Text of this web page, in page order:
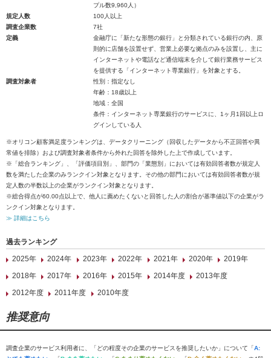
プル数9,960人）
規定人数
100人以上
調査企業数
7社
定義
金融庁に「新たな形態の銀行」と分類されている銀行の内、原
則的に店舗を設置せず、営業上必要な拠点のみを設置し、主に
インターネットや電話など通信端末を介して銀行業務サービス
を提供する「インターネット専業銀行」を対象とする。
調査対象者
性別：指定なし
年齢：18歳以上
地域：全国
条件：インターネット専業銀行のサービスに、1ヶ月1回以上ロ
グインしている人
※オリコン顧客満足度ランキングは、データクリーニング（回収したデータから不正回答や異
常値を排除）および調査対象者条件から外れた回答を除外した上で作成しています。
※「総合ランキング」、「評価項目別」、部門の「業態別」においては有効回答者数が規定人
数を満たした企業のみランクイン対象となります。その他の部門においては有効回答者数が規
定人数の半数以上の企業がランクイン対象となります。
※総合得点が60.00点以上で、他人に薦めたくないと回答した人の割合が基準値以下の企業がラ
ンクイン対象となります。
≫ 詳細はこちら
過去ランキング
2025年
2024年 2023年 2022年 2021年 2020年
2019年
2018年
2017年 2016年 2015年 2014年度
2013年度
2012年度
2011年度 2010年度
推奨意向
調査企業のサービス利用者に、「どの程度その企業のサービスを推奨したいか」について「A: